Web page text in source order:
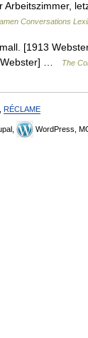
Conversations
[1913
Webster] …
The
RÉCLAME
WordPress,